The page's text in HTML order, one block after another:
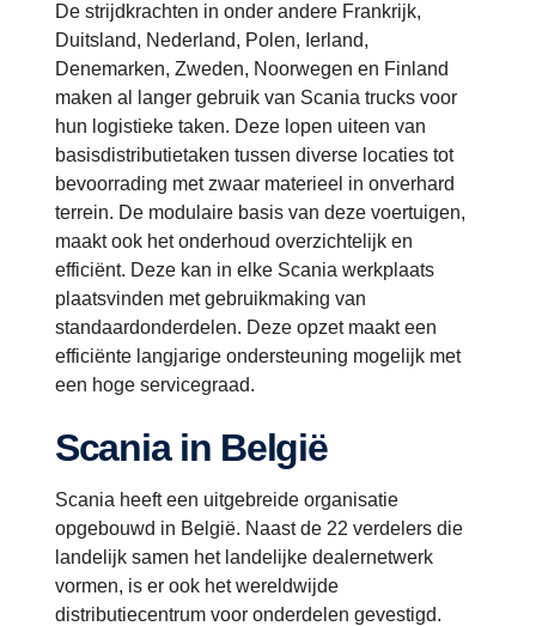
De strijdkrachten in onder andere Frankrijk,
Duitsland, Nederland, Polen, Ierland,
Denemarken, Zweden, Noorwegen en Finland
maken al langer gebruik van Scania trucks voor
hun logistieke taken. Deze lopen uiteen van
basisdistributietaken tussen diverse locaties tot
bevoorrading met zwaar materieel in onverhard
terrein. De modulaire basis van deze voertuigen,
maakt ook het onderhoud overzichtelijk en
efficiënt. Deze kan in elke Scania werkplaats
plaatsvinden met gebruikmaking van
standaardonderdelen. Deze opzet maakt een
efficiënte langjarige ondersteuning mogelijk met
een hoge servicegraad.
Scania in België
Scania heeft een uitgebreide organisatie
opgebouwd in België. Naast de 22 verdelers die
landelijk samen het landelijke dealernetwerk
vormen, is er ook het wereldwijde
distributiecentrum voor onderdelen gevestigd.